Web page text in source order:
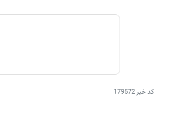
کد خبر179572